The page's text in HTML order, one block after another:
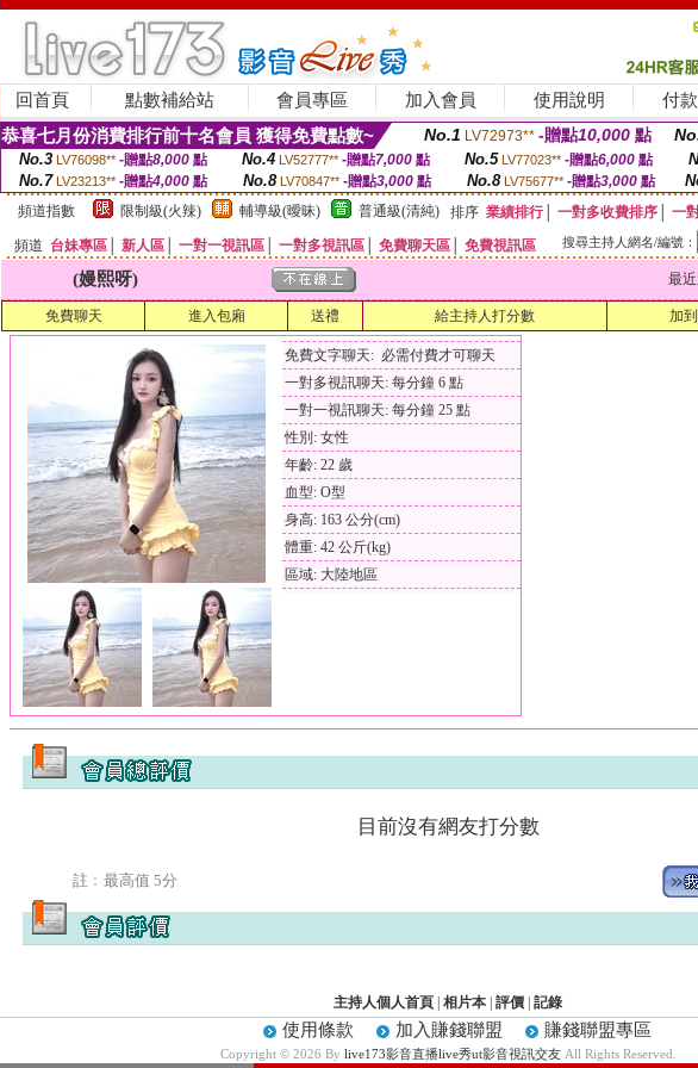
回首頁 點數補給站 會員專區 加入會員 使用說明 付
恭喜七月份消費排行前十名會員 獲得免費點數~ No.1 LV72973** -贈點10,000 點
No.3 LV76098** -贈點8,000點 No.4 LV52777** -贈點7,000點 No.5 LV77023** -贈點6,000點
No.7 LV23213** -贈點4,000 點 No.8 LV70847** -贈點3,000 點 No.8 LV75677** -贈點3,000點
頻道指數
限制級(火辣) 輔導級(曖昧) 普通級(清純) 排序 業績排行│ 一對多收費排序
一
頻道 台妹專區 新人區 一對一視訊區 一對多視訊區 免費聊天區 免費視訊區 搜尋主持人網名/編號：
(嫚熙呀) 最近
免費聊天 進入包廂 送禮 給主持人打分數 加
免費文字聊天: 必需付費才可聊天
一對多視訊聊天: 每分鐘 6 點
一對一視訊聊天: 每分鐘 25 點
性別: 女性
年齡: 22 歲
血型: O型
身高: 163 公分(cm)
體重: 42 公斤(kg)
區域: 大陸地區
目前沒有網友打分數
註﹕最高值 5分
主持人個人首頁 相片本 評價 記錄
使用條款 加入賺錢聯盟 賺錢聯盟專區
Copyright © 2026 By live173影音直播live秀ut影音視訊交友All Rights Reserved.